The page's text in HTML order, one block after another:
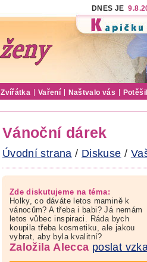
DNES JE
Zvířátka Vaření Naštvalo vás
Vánoční dárek
Úvodní strana / Diskuse /
Zde diskutujeme na téma:
Holky, co dáváte letos mamině k
vánocům? A třeba i babi? Já nemám
letos vůbec inspiraci. Ráda bych
koupila třeba kosmetiku, ale jakou
vybrat, aby byla kvalitní?
Založila Alecca poslat